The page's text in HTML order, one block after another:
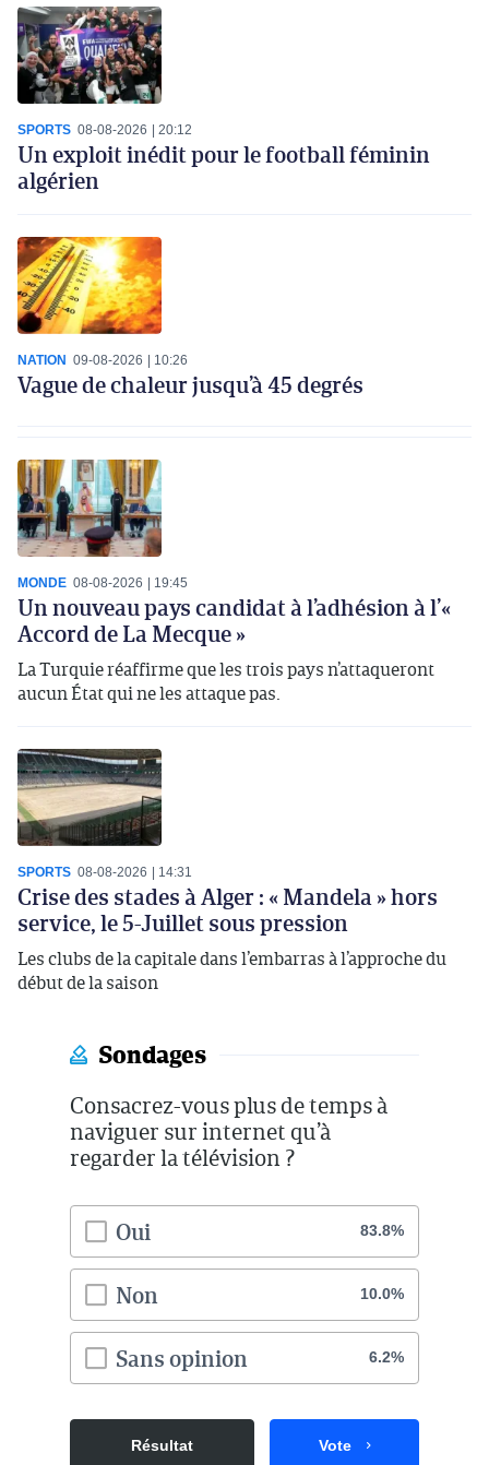
SPORTS 08-08-2026 20:12
Un exploit inédit pour le football féminin
algérien
NATION 09-08-2026 10:26
Vague de chaleur jusqu’à 45 degrés
MONDE 08-08-2026 19:45
Un nouveau pays candidat à l’adhésion à l’«
Accord de La Mecque »
La Turquie réaffirme que les trois pays n’attaqueront
aucun État qui ne les attaque pas.
SPORTS 08-08-2026 14:31
Crise des stades à Alger : « Mandela » hors
service, le 5-Juillet sous pression
Les clubs de la capitale dans l’embarras à l’approche du
début de la saison
Sondages
Consacrez-vous plus de temps à
naviguer sur internet qu’à
regarder la télévision ?
Oui 83.8%
Non 10.0%
Sans opinion 6.2%
Résultat Vote